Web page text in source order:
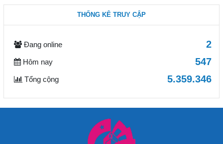
THỐNG KÊ TRUY CẬP
Đang online 2
Hôm nay 547
Tổng cộng 5.359.346